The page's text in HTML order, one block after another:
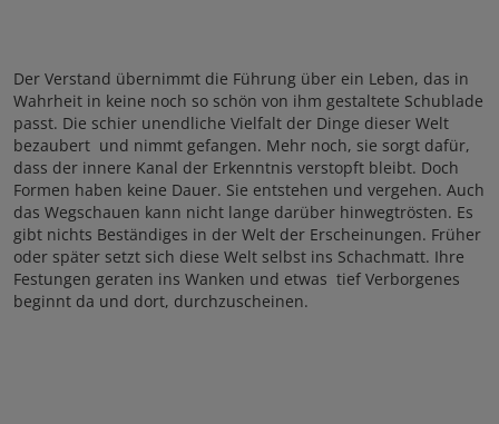
Der Verstand übernimmt die Führung über ein Leben, das in
Wahrheit in keine noch so schön von ihm gestaltete Schublade
passt. Die schier unendliche Vielfalt der Dinge dieser Welt
bezaubert und nimmt gefangen. Mehr noch, sie sorgt dafür,
dass der innere Kanal der Erkenntnis verstopft bleibt. Doch
Formen haben keine Dauer. Sie entstehen und vergehen. Auch
das Wegschauen kann nicht lange darüber hinwegtrösten. Es
gibt nichts Beständiges in der Welt der Erscheinungen. Früher
oder später setzt sich diese Welt selbst ins Schachmatt. Ihre
Festungen geraten ins Wanken und etwas tief Verborgenes
beginnt da und dort, durchzuscheinen.